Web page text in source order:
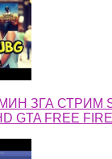
ЗГА СТРИМ
GTA FREE